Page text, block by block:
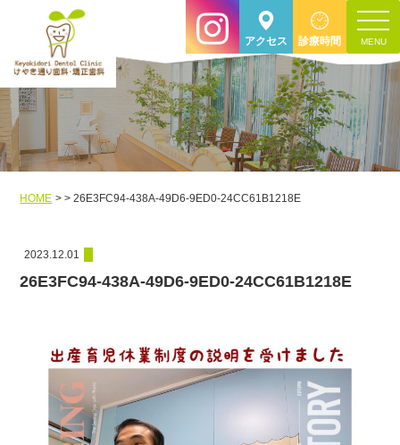
アクセス 診療時間
toggle
HOME 26E3FC94-438A-49D6-9ED0-24CC61B1218E
2023.12.01
26E3FC94-438A-49D6-9ED0-24CC61B1218E